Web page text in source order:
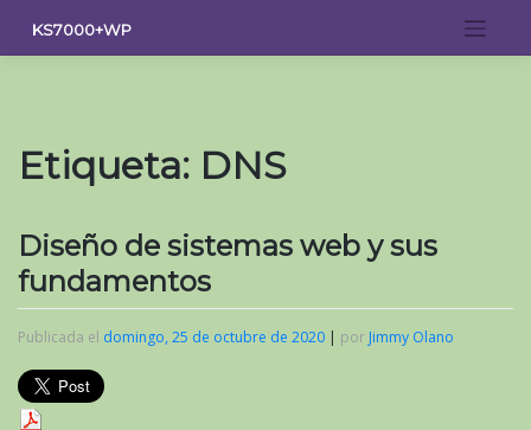
contenido
KS7000+WP
Etiqueta: DNS
Diseño de sistemas web y sus
fundamentos
Publicada el domingo, 25 de octubre de 2020 | por Jimmy Olano